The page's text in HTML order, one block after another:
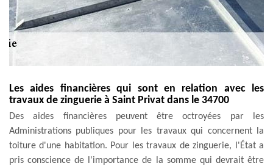
Les aides financières qui sont en relation avec les
travaux de zinguerie à Saint Privat dans le 34700
Des aides financières peuvent être octroyées par les
Administrations publiques pour les travaux qui concernent la
toiture d'une habitation. Pour les travaux de zinguerie, l'État a
pris conscience de l'importance de la somme qui devrait être